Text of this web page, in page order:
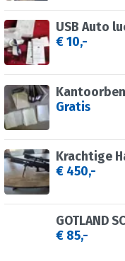
USB Auto
€ 10,-
Gratis
Krachtige
€ 450,-
GOTLAND
€ 85,-